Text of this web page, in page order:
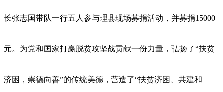
长张志国带队一行五人参与理县现场募捐活动，并募捐15000
元。为党和国家打赢脱贫攻坚战贡献一份力量，弘扬了“扶贫
济困，崇德向善”的传统美德，营造了“扶贫济困、共建和